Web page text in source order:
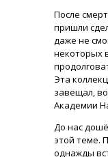
После
пришли
даже не
некоторых
Эта
завещал,
Академии
До нас
этой теме.
однажды